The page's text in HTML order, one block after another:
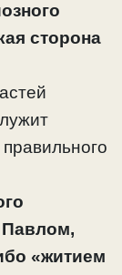
сторона
Павлом,
«житием